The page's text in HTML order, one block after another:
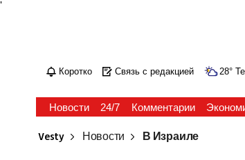
'
Коротко Связь с редакцией 28°
Новости 24/7 Комментарии
Vesty Новости В Израиле